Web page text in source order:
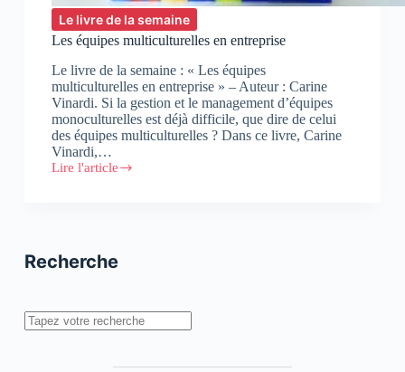
Le livre de la semaine
Les équipes multiculturelles en entreprise
Le livre de la semaine : « Les équipes
multiculturelles en entreprise » – Auteur : Carine
Vinardi. Si la gestion et le management d’équipes
monoculturelles est déjà difficile, que dire de celui
des équipes multiculturelles ? Dans ce livre, Carine
Vinardi,…
Lire l'article
Les
Recherche
Rechercher